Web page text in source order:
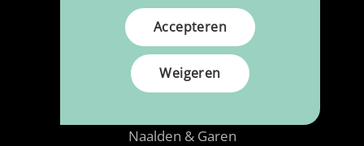
Polypress op maat
Reiniging & Onderhoud
Schuimrubber
Naalden & Garen
Accepteren
Weigeren